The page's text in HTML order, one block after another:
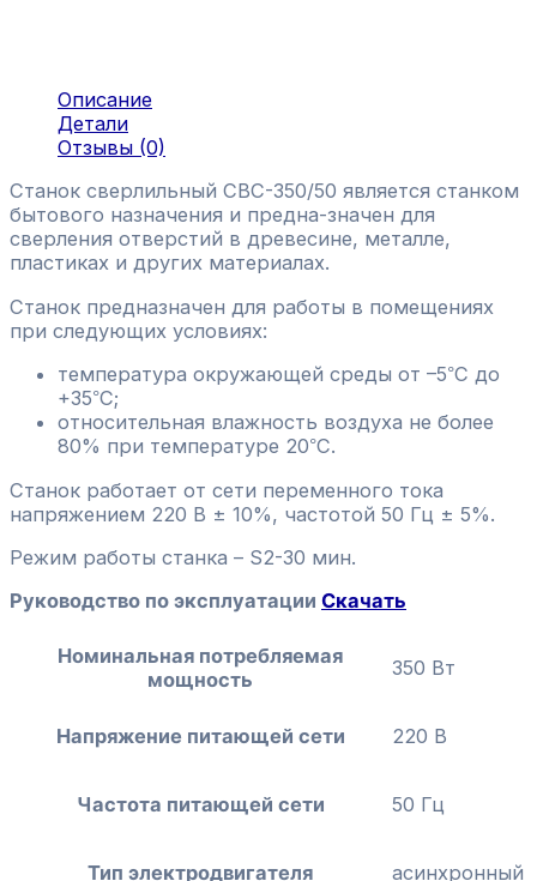
Описание
Детали
Отзывы (0)
Станок сверлильный СВС-350/50 является станком
бытового назначения и предна-значен для
сверления отверстий в древесине, металле,
пластиках и других материалах.
Станок предназначен для работы в помещениях
при следующих условиях:
температура окружающей среды от –5°С до
+35°С;
относительная влажность воздуха не более
80% при температуре 20°С.
Станок работает от сети переменного тока
напряжением 220 В ± 10%, частотой 50 Гц ± 5%.
Режим работы станка – S2-30 мин.
Руководство по эксплуатации Скачать
Номинальная потребляемая
мощность
350 Вт
Напряжение питающей сети 220 В
Частота питающей сети 50 Гц
Тип электродвигателя асинхронный